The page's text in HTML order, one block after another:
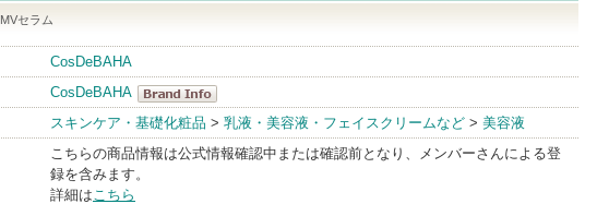
MVセラム
CosDeBAHA
CosDeBAHA
CosDeBAHA
BrandInfo
スキンケア・基礎化粧品 > 乳液・美容液・フェイスクリームなど > 美容液
こちらの商品情報は公式情報確認中または確認前となり、メンバーさんによる登
録を含みます。
詳細はこちら